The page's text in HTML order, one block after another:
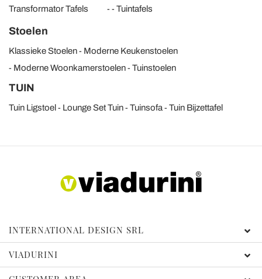
Transformator Tafels
Tuintafels
Stoelen
Klassieke Stoelen
Moderne Keukenstoelen
Moderne Woonkamerstoelen
Tuinstoelen
TUIN
Tuin Ligstoel Lounge Set Tuin Tuinsofa Tuin Bijzettafel
INTERNATIONAL DESIGN SRL
VIADURINI